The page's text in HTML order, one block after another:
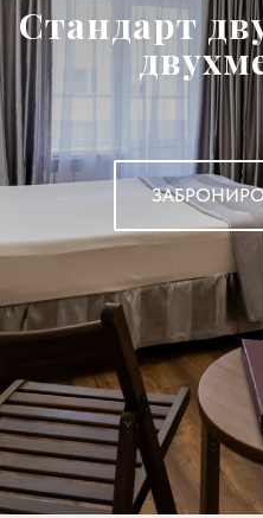
Стандарт